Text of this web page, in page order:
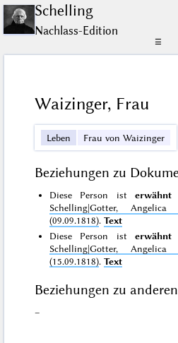
Schelling
Nachlass-Edition
☰
Waizinger, Frau
Leben Frau von Waizinger
Beziehungen zu
Diese Person ist erwähnt
Schelling|Gotter,
(09.09.1818).Text
Diese Person ist erwähnt
Schelling|Gotter,
(15.09.1818).Text
Beziehungen zu
–